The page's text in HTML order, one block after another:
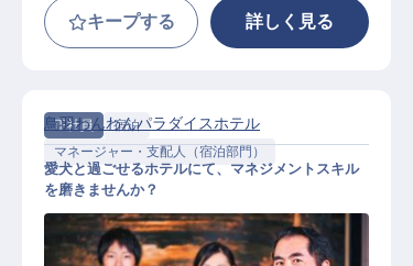
キープする 詳しく見る
正社員
宿泊
マネージャー・支配人（宿泊部門）
鳥羽わんわんパラダイスホテル
愛犬と過ごせるホテルにて、マネジメントスキル
を磨きませんか？